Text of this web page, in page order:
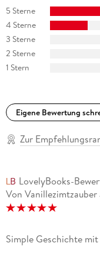
5 Sterne
4 Sterne
3 Sterne
2 Sterne
1 Stern
Eigene Bewertung
Zur
LovelyBooks-
Von Vanillezimtzauber
Simple Geschichte